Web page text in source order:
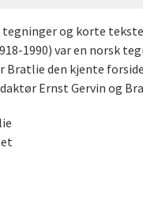
tegninger og korte
1990) var en norsk
Bratlie den kjente
Ernst Gervin og